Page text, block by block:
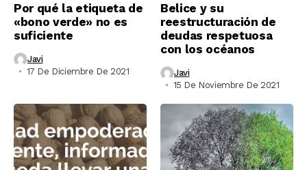
Por qué la etiqueta de
«bono verde» no es
suficiente
Javi
17 De Diciembre De 2021
Belice y su
reestructuración de
deudas respetuosa
con los océanos
Javi
15 De Noviembre De 2021